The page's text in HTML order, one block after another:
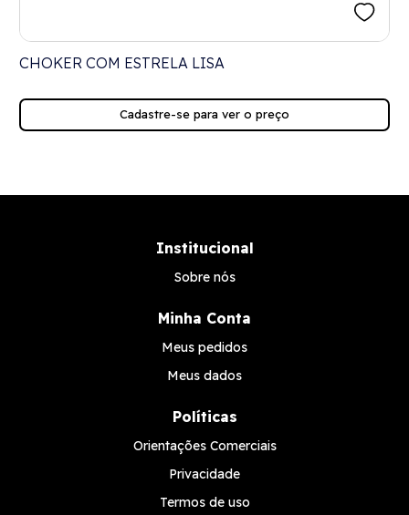
CHOKER COM ESTRELA LISA
Cadastre-se para ver o preço
Institucional
Sobre nós
Minha Conta
Meus pedidos
Meus dados
Políticas
Orientações Comerciais
Privacidade
Termos de uso